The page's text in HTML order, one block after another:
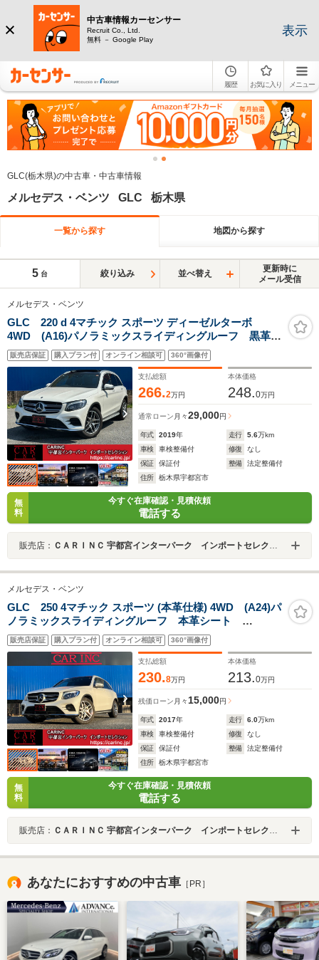
中古車情報カーセンサー
Recruit Co., Ltd.
無料 － Google Play
表示
履歴 お気に入り メニュー
GLC(栃木県)の中古車・中古車情報
メルセデス・ベンツ GLC 栃木県
一覧から探す 地図から探す
5 台 絞り込み 並べ替え
更新時に
メール受信
メルセデス・ベンツ
GLC 220 d 4マチック スポーツ ディーゼルターボ
4WD (A16)パノラミックスライディングルーフ 黒革シ
ート ブルメスターサウンド アラウンドビューモニタ
ー HUD/ヘッドアップディスプレイ シートヒーター
ACC/アダプティブクルーズコントロール 純正AW
販売店保証 購入プラン付 オンライン相談可 360°画像付
支払総額
266.2万円
本体価格
248.0万円
通常ローン 月々29,000円
年式 2019年 走行 5.6万km
車検
車検整備付 修復
なし
保証
保証付 整備
法定整備付
住所
栃木県宇都宮市
無
料
今すぐ在庫確認・見積依頼
電話する
販売店： ＣＡＲＩＮＣ 宇都宮インターパーク インポートセレクション
メルセデス・ベンツ
GLC 250 4マチック スポーツ (本革仕様) 4WD (A24)パ
ノラミックスライディングルーフ 本革シート
Burmesterサラウンドサウンド レーダーセーフティ
HUD 電動リアゲート 360度カメラ
販売店保証 購入プラン付 オンライン相談可 360°画像付
支払総額
230.8万円
本体価格
213.0万円
残価ローン 月々15,000円
年式 2017年 走行 6.0万km
車検
車検整備付 修復
なし
保証
保証付 整備
法定整備付
住所
栃木県宇都宮市
無
料
今すぐ在庫確認・見積依頼
電話する
販売店： ＣＡＲＩＮＣ 宇都宮インターパーク インポートセレクション
あなたにおすすめの中古車 ［PR］